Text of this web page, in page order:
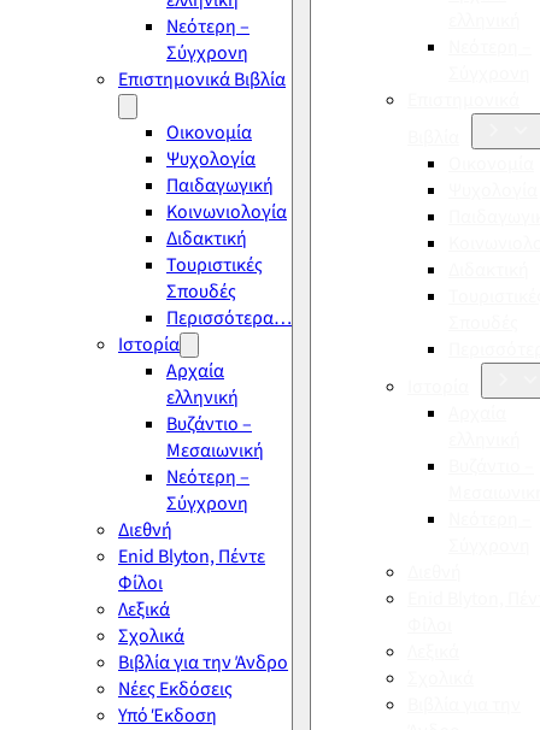
Νεότερη –
Σύγχρονη
Επιστημονικά Βιβλία
Οικονομία
Ψυχολογία
Παιδαγωγική
Κοινωνιολογία
Διδακτική
Τουριστικές
Σπουδές
Περισσότερα…
Ιστορία
Αρχαία
ελληνική
Βυζάντιο –
Μεσαιωνική
Νεότερη –
Σύγχρονη
Διεθνή
Enid Blyton, Πέντε
Φίλοι
Λεξικά
Σχολικά
Βιβλία για την Άνδρο
Νέες Εκδόσεις
Υπό Έκδοση